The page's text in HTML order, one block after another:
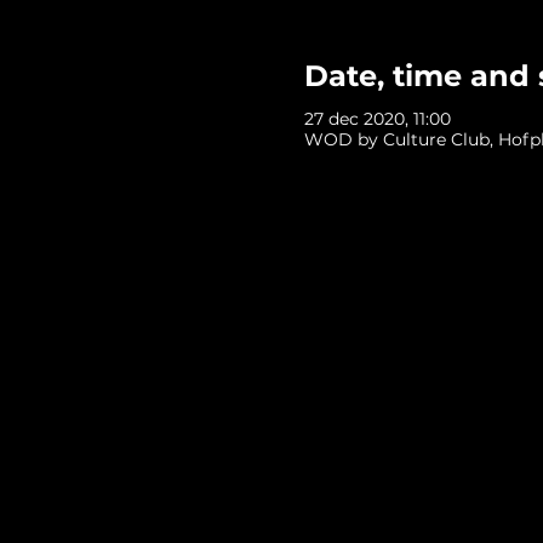
Date, time
27 dec 2020, 11:00
WOD by Culture Club,